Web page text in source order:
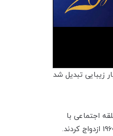
زیبایی تبدیل شد
اجتماعی با